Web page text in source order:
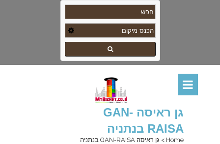
גן ראיסה GAN-
RAISA בנתניה
Home
> גן ראיסה GAN-RAISA בנתניה